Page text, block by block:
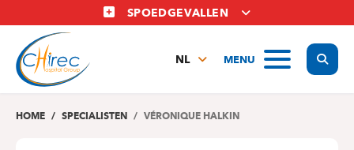
en
naar
inhoud
SPOEDGEVALLEN
MENU
NL
EN
HOME SPECIALISTEN VÉRONIQUE HALKIN